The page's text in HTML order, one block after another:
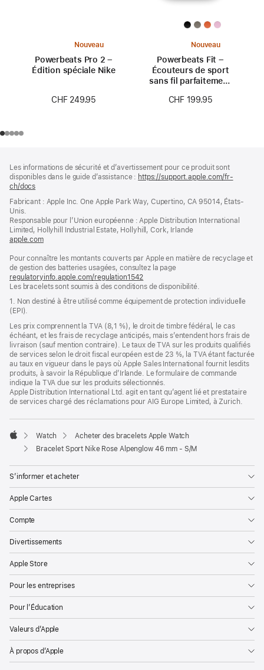
Nouveau
Powerbeats Pro 2 –
Édition spéciale Nike
CHF 249.95
Nouveau
Powerbeats Fit –
Écouteurs de sport
sans fil parfaitement
CHF 199.95
de
page
de
bas
page
Les informations de sécurité et d’avertissement pour ce produit sont
disponibles dans le guide d’assistance : https://support.apple.com/fr-
ch/docs
une
fenêtre)
Fabricant : Apple Inc. One Apple Park Way, Cupertino, CA 95014, États-
Unis.
Responsable pour l’Union européenne : Apple Distribution International
Limited, Hollyhill Industrial Estate, Hollyhill, Cork, Irlande
apple.com(s’ouvre
une
nouvelle
fenêtre)
Pour connaître les montants couverts par Apple en matière de recyclage et
de gestion des batteries usagées, consultez la page
regulatoryinfo.apple.com/regulation1542
dans
nouvelle
Les bracelets sont soumis à des conditions de disponibilité.
1. Non destiné à être utilisé comme équipement de protection individuelle
(EPI).
Les prix comprennent la TVA (8,1 %), le droit de timbre fédéral, le cas
échéant, et les frais de recyclage anticipés, mais s’entendent hors frais de
livraison (sauf mention contraire). Le taux de TVA sur les produits qualifiés
de services selon le droit fiscal européen est de 23 %, la TVA étant facturée
au taux en vigueur dans le pays où Apple Sales International fournit lesdits
produits, à savoir la République d’Irlande. Le formulaire de commande
indique la TVA due sur les produits sélectionnés.
Apple Distribution International Ltd. agit en tant qu’agent lié et prestataire
de services chargé des réclamations pour AIG Europe Limited, à Zurich.
Apple
Watch
Acheter des bracelets Apple Watch
Bracelet Sport Nike Rose Alpenglow 46 mm - S/M
S’informer et acheter
Apple Cartes
Compte
Divertissements
Apple Store
Pour les entreprises
Pour l’Éducation
Valeurs d’Apple
À propos d’Apple